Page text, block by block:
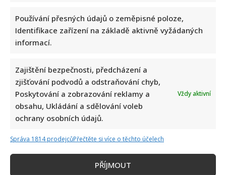
Používání přesných údajů o zeměpisné poloze,
Identifikace zařízení na základě aktivně vyžádaných
informací.
Zajištění bezpečnosti, předcházení a
zjišťování podvodů a odstraňování chyb,
Poskytování a zobrazování reklamy a
obsahu, Ukládání a sdělování voleb
ochrany osobních údajů.
Vždy aktivní
Správa 1814 prodejcůPřečtěte si více o těchto účelech
PŘÍJMOUT
Tragický konec Františka Sahuly: Kytaristu Tří sester
Stačila jedna fotka z dovolené, aby se na Babiše snesla další
kritika: Lidé spekulují, kde se koupe